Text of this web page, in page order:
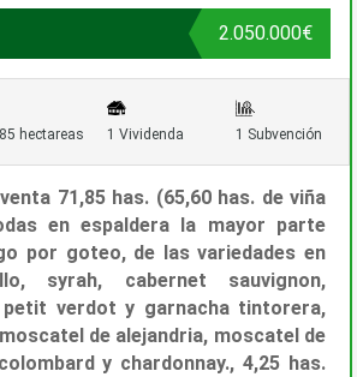
2.050.000€
hectareas 1 Vividenda 1 Subvención
71,85 has. (65,60 has. de viña
en espaldera la mayor parte
por goteo, de las variedades en
syrah, cabernet sauvignon,
verdot y garnacha tintorera,
de alejandria, moscatel de
y chardonnay., 4,25 has.